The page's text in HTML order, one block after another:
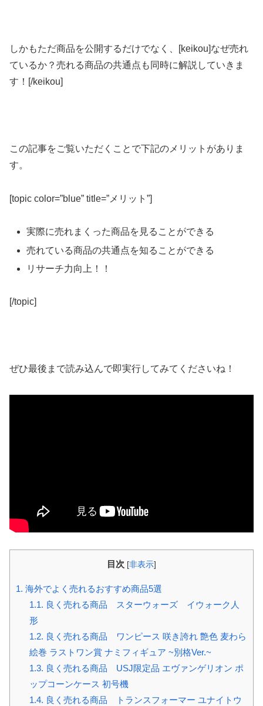
しかもただ商品を公開するだけでなく、[keikou]なぜ売れ
ているか？売れる商品の共通点も同時に解説していきま
す！[/keikou]
この記事をご覧いただくことで下記のメリットがありま
す。
[topic color=”blue” title=”メリット”]
実際に売れまくった商品を見ることができる
売れている商品の共通点を知ることができる
リサーチ力向上！！
[/topic]
ぜひ最後まで読み込んで即実行してみてくださいね！
目次 [非表示]
1. 海外でよく売れるおすすめ商品5選
1.1. 良く売れる商品 スターウォーズ イウォーク人
形
1.2. 良く売れる商品 ワンピース 咲き誇れ 艶色 麦わら
絵巻 ラストワン賞 ナミフィギュア ~別格Ver.~
1.3. 良く売れる商品 USJ限定品 エヴァンゲリオン ポ
ップコーンケース 初号機
1.4. 良く売れる商品 トランスフォーマー ユナイトウ